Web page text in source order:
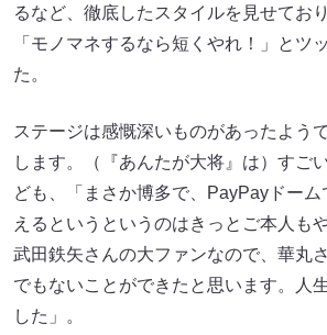
るなど、徹底したスタイルを見せてお
「モノマネするなら短くやれ！」とツ
た。
ステージは感慨深いものがあったよう
します。（『あんたが大将』は）すご
ども、「まさか博多で、PayPayドー
えるというというのはきっとご本人も
武田鉄矢さんの大ファンなので、華丸
でもないことができたと思います。人
した」。